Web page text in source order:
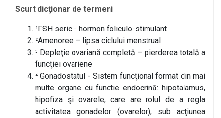
Scurt dicţionar de termeni
¹FSH seric - hormon foliculo-stimulant
²Amenoree – lipsa ciclului menstrual
³ Depleţie ovariană completă – pierderea totală a
funcţiei ovariene
⁴ Gonadostatul - Sistem funcţional format din mai
multe organe cu functie endocrină: hipotalamus,
hipofiza şi ovarele, care are rolul de a regla
activitatea gonadelor (ovarelor); sub acţiunea